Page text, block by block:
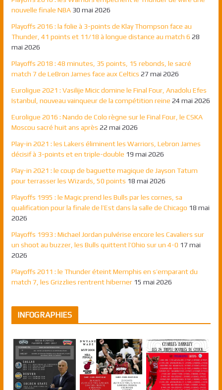
nouvelle finale NBA 30 mai 2026
Playoffs 2016 : la folie à 3-points de Klay Thompson face au
Thunder, 41 points et 11/18 à longue distance au match 6 28
mai 2026
Playoffs 2018 : 48 minutes, 35 points, 15 rebonds, le sacré
match 7 de LeBron James face aux Celtics 27 mai 2026
Euroligue 2021 : Vasilije Micic domine le Final Four, Anadolu Efes
Istanbul, nouveau vainqueur de la compétition reine 24 mai 2026
Euroligue 2016 : Nando de Colo règne sur le Final Four, le CSKA
Moscou sacré huit ans après 22 mai 2026
Play-in 2021 : les Lakers éliminent les Warriors, Lebron James
décisif à 3-points et en triple-double 19 mai 2026
Play-in 2021 : le coup de baguette magique de Jayson Tatum
pour terrasser les Wizards, 50 points 18 mai 2026
Playoffs 1995 : le Magic prend les Bulls par les cornes, sa
qualification pour la finale de l’Est dans la salle de Chicago 18 mai
2026
Playoffs 1993 : Michael Jordan pulvérise encore les Cavaliers sur
un shoot au buzzer, les Bulls quittent l’Ohio sur un 4-0 17 mai
2026
Playoffs 2011 : le Thunder éteint Memphis en s’emparant du
match 7, les Grizzlies rentrent hiberner 15 mai 2026
INFOGRAPHIES